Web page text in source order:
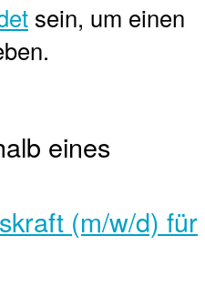
sein, um einen
eines
(m/w/d) für